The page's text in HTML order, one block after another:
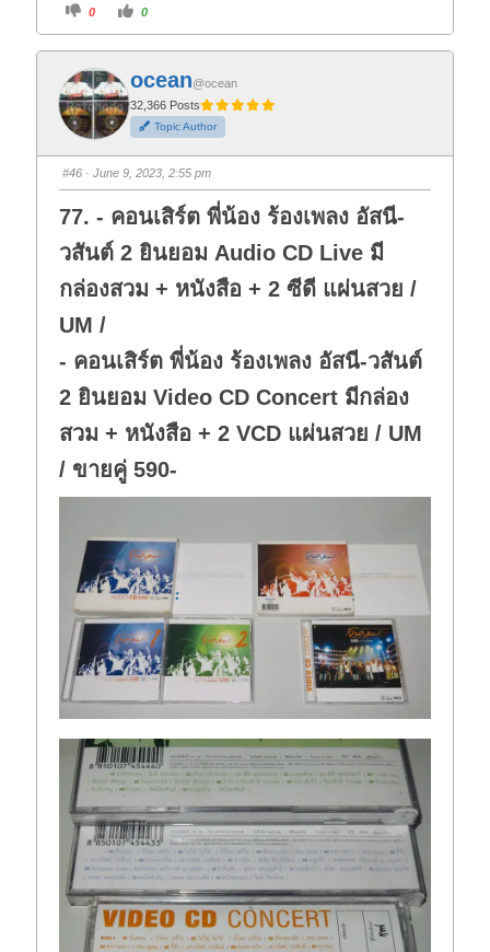
C
i
f
o
r
t
h
u
m
d
o
n
0
C
i
o
t
h
u
m
u
p
0
ocean@ocean
32,366 Posts
Topic Author
#46 · June 9, 2023, 2:55 pm
77. - คอนเสิร์ต พี่น้อง ร้องเพลง อัสนี-
วสันต์ 2 ยินยอม Audio CD Live มี
กล่องสวม + หนังสือ + 2 ซีดี แผ่นสวย /
UM /
- คอนเสิร์ต พี่น้อง ร้องเพลง อัสนี-วสันต์
2 ยินยอม Video CD Concert มีกล่อง
สวม + หนังสือ + 2 VCD แผ่นสวย / UM
/ ขายคู่ 590-